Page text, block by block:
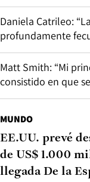
Daniela Catrileo:
profundamente
Matt Smith: “Mi
consistido en que
MUNDO
EE.UU. prevé
de US$ 1.000
llegada De la